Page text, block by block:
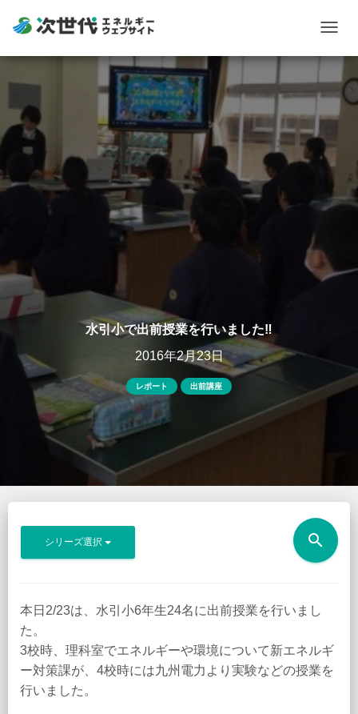
水引小で出前授業を行いました‼︎
2016年2月23日
レポート 出前講座
シリーズ選択 search
本日2/23は、水引小6年生24名に出前授業を行いまし
た。
3校時、理科室でエネルギーや環境について新エネルギ
ー対策課が、4校時には九州電力より実験などの授業を
行いました。